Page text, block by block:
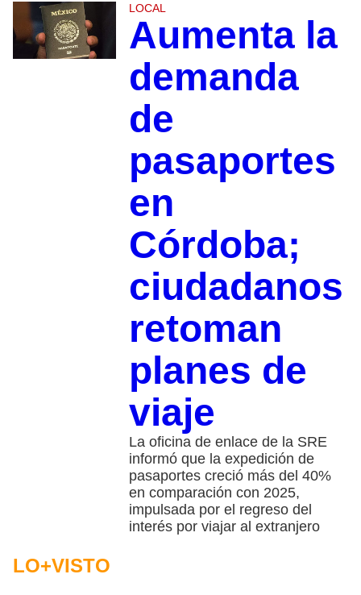
LOCAL
Aumenta la
demanda
de
pasaportes
en
Córdoba;
ciudadanos
retoman
planes de
viaje
La oficina de enlace de la SRE
informó que la expedición de
pasaportes creció más del 40%
en comparación con 2025,
impulsada por el regreso del
interés por viajar al extranjero
LO+VISTO